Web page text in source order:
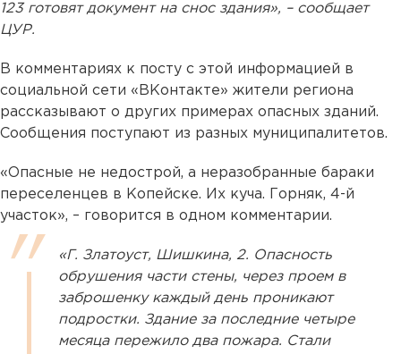
123 готовят документ на снос здания», – сообщает
ЦУР.
В комментариях к посту с этой информацией в
социальной сети «ВКонтакте» жители региона
рассказывают о других примерах опасных зданий.
Сообщения поступают из разных муниципалитетов.
«Опасные не недострой, а неразобранные бараки
переселенцев в Копейске. Их куча. Горняк, 4-й
участок», – говорится в одном комментарии.
«Г. Златоуст, Шишкина, 2. Опасность
обрушения части стены, через проем в
заброшенку каждый день проникают
подростки. Здание за последние четыре
месяца пережило два пожара. Стали